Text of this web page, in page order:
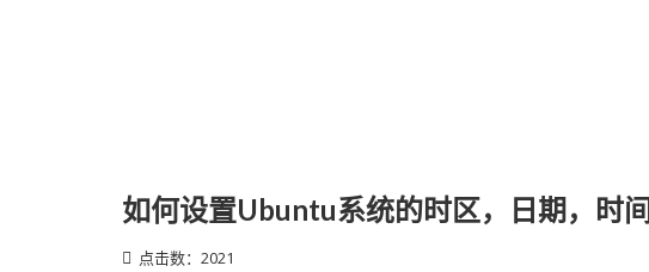
如何设置Ubuntu系统的时区，日期，时间
点击数：2021